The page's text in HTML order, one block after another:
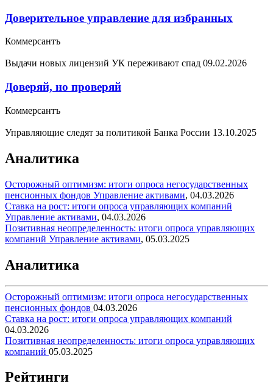
Доверительное управление для избранных
Коммерсантъ
Выдачи новых лицензий УК переживают спад 09.02.2026
Доверяй, но проверяй
Коммерсантъ
Управляющие следят за политикой Банка России 13.10.2025
Аналитика
Осторожный оптимизм: итоги опроса негосударственных
пенсионных фондов Управление активами, 04.03.2026
Ставка на рост: итоги опроса управляющих компаний
Управление активами, 04.03.2026
Позитивная неопределенность: итоги опроса управляющих
компаний Управление активами, 05.03.2025
Аналитика
Осторожный оптимизм: итоги опроса негосударственных
пенсионных фондов 04.03.2026
Ставка на рост: итоги опроса управляющих компаний
04.03.2026
Позитивная неопределенность: итоги опроса управляющих
компаний 05.03.2025
Рейтинги